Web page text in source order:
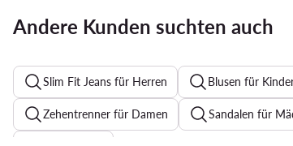
Andere Kunden suchten auch
Slim Fit Jeans für Herren Blusen für
Zehentrenner für Damen Sandalen für